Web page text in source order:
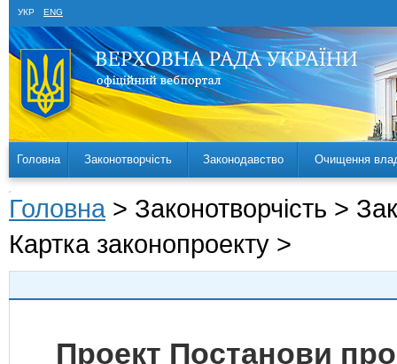
УКР ENG
Головна Законотворчість Законодавство Очищення
Головна > Законотворчість >
Картка законопроекту >
Проект Постанови